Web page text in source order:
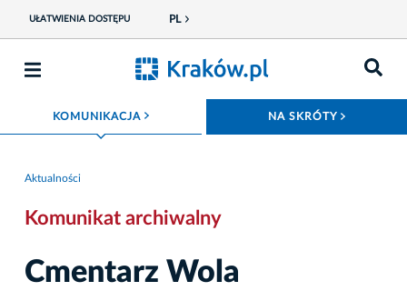
UŁATWIENIA DOSTĘPU PL
KOMUNIKACJA ROZWIŃ MENU NA SKRÓTY
Aktualności
Komunikat archiwalny
Cmentarz Wola